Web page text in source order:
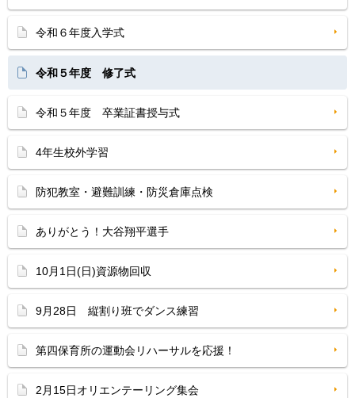
令和６年度入学式
令和５年度 修了式
令和５年度 卒業証書授与式
4年生校外学習
防犯教室・避難訓練・防災倉庫点検
ありがとう！大谷翔平選手
10月1日(日)資源物回収
9月28日 縦割り班でダンス練習
第四保育所の運動会リハーサルを応援！
2月15日オリエンテーリング集会